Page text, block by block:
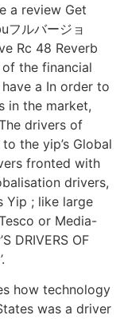
a review Get
ルバージョ
Rc 48 Reverb
the financial
a In order to
in the market,
drivers of
the yip’s Global
fronted with
drivers,
Yip ; like large
or Media-
DRIVERS OF
how technology
was a driver